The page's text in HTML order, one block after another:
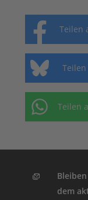
Teilen
Teilen
dem